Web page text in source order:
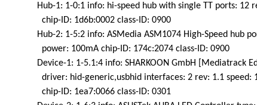
Hub-1: 1-0:1 info: hi-speed hub with single TT ports: 12
chip-ID: 1d6b:0002 class-ID: 0900
Hub-2: 1-5:2 info: ASMedia ASM1074 High-Speed hub
power: 100mA chip-ID: 174c:2074 class-ID: 0900
Device-1: 1-5.1:4 info: SHARKOON GmbH [Mediatrack
driver: hid-generic,usbhid interfaces: 2 rev: 1.1 speed:
chip-ID: 1ea7:0066 class-ID: 0301